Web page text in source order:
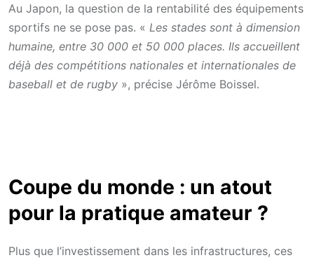
Au Japon, la question de la rentabilité des équipements
sportifs ne se pose pas. « Les stades sont à dimension
humaine, entre 30 000 et 50 000 places. Ils accueillent
déjà des compétitions nationales et internationales de
baseball et de rugby », précise Jérôme Boissel.
Coupe du monde : un atout
pour la pratique amateur ?
Plus que l’investissement dans les infrastructures, ces